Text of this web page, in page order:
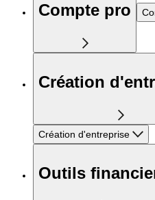
Compte pro
Création
Création d'entreprise
Outils